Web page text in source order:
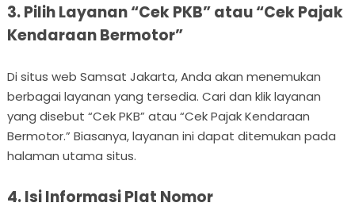
3. Pilih Layanan “Cek PKB” atau “Cek Pajak
Kendaraan Bermotor”
Di situs web Samsat Jakarta, Anda akan menemukan
berbagai layanan yang tersedia. Cari dan klik layanan
yang disebut “Cek PKB” atau “Cek Pajak Kendaraan
Bermotor.” Biasanya, layanan ini dapat ditemukan pada
halaman utama situs.
4. Isi Informasi Plat Nomor